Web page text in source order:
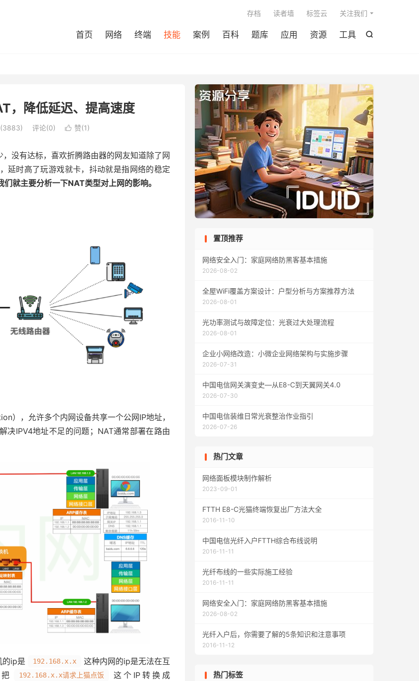

首页 网络 终端 技能 案例 百科 题库 应用 资源 工具
存档 读者墙 标签云 关注我们
，降低延迟、提高速度
评论(0)  赞(1)
，没有达标，喜欢折腾路由器的网友知道除了网
延时高了玩游戏就卡，抖动就是指网络的稳定
就主要分析一下NAT类型对上网的影响。
），允许多个内网设备共享一个公网IP地址，
决IPV4地址不足的问题；NAT通常部署在路由
的ip是 192.168.x.x
这种内网的ip是无法在互
192.168.x.x请求上猫点饭 这个IP转换成
置顶推荐
网络安全入门：家庭网络防黑客基本措施
2026-08-02
全屋WiFi覆盖方案设计：户型分析与方案推荐方法
2026-08-01
光功率测试与故障定位：光衰过大处理流程
2026-08-01
企业小网络改造：小微企业网络架构与实施步骤
2026-07-31
中国电信网关演变史—从E8-C到天翼网关4.0
2026-07-30
中国电信装维日常光衰整治作业指引
2026-07-26
热门文章
网络面板模块制作解析
2023-09-01
FTTH E8-C光猫终端恢复出厂方法大全
2016-11-10
中国电信光纤入户FTTH综合布线说明
2016-11-11
光纤布线的一些实际施工经验
2016-11-11
网络安全入门：家庭网络防黑客基本措施
2026-08-02
光纤入户后，你需要了解的5条知识和注意事项
2016-11-12
热门标签